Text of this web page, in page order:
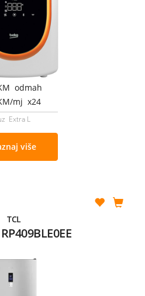
odmah
mj x24
Extra L
više
TCL